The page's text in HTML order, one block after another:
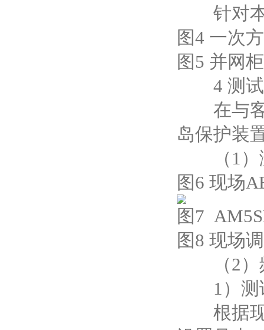
针对本
图4 一次
图5 并网
4 测试
在与客
岛保护装
（1）
图6 现场
图7
图8 现场
（2）
1）测
根据现